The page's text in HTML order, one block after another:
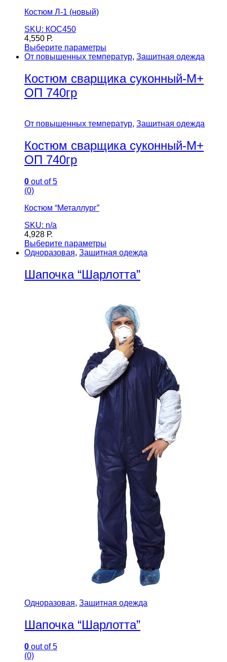
Костюм Л-1 (новый)
SKU: КОС450
4,550 Р.
Выберите параметры
От повышенных температур, Защитная одежда
Костюм сварщика суконный-М+
ОП 740гр
От повышенных температур, Защитная одежда
Костюм сварщика суконный-М+
ОП 740гр
0 out of 5
(0)
Костюм “Металлург”
SKU: n/a
4,928 Р.
Выберите параметры
Одноразовая, Защитная одежда
Шапочка “Шарлотта”
Одноразовая, Защитная одежда
Шапочка “Шарлотта”
0 out of 5
(0)